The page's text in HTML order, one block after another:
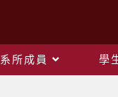
系所成員 學